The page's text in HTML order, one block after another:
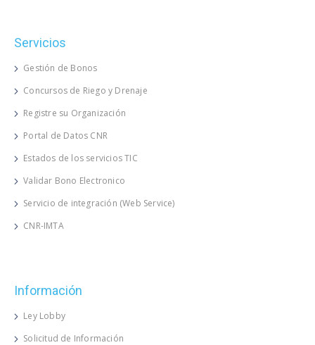
Servicios
Gestión de Bonos
Concursos de Riego y Drenaje
Registre su Organización
Portal de Datos CNR
Estados de los servicios TIC
Validar Bono Electronico
Servicio de integración (Web Service)
CNR-IMTA
Información
Ley Lobby
Solicitud de Información